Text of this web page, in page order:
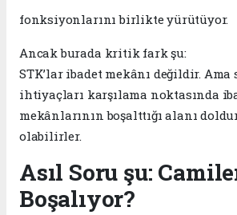
fonksiyonlarını birlikte yürütüyor.
Ancak burada kritik fark şu:
STK’lar ibadet mekânı değildir. Ama
ihtiyaçları karşılama noktasında
mekânlarının boşalttığı alanı
olabilirler.
Asıl Soru şu:
Boşalıyor?